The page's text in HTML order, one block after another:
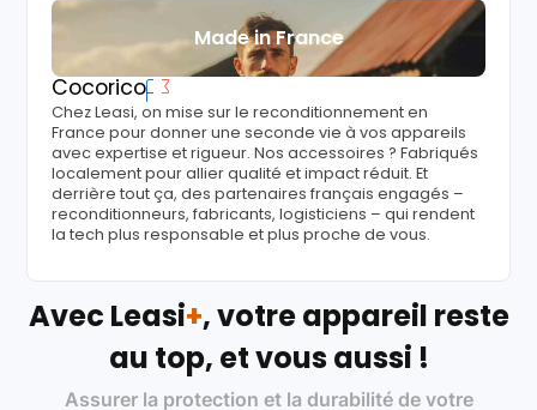
Made in France
Cocorico
Chez Leasi, on mise sur le reconditionnement en
France pour donner une seconde vie à vos appareils
avec expertise et rigueur. Nos accessoires ? Fabriqués
localement pour allier qualité et impact réduit. Et
derrière tout ça, des partenaires français engagés –
reconditionneurs, fabricants, logisticiens – qui rendent
la tech plus responsable et plus proche de vous.
Avec Leasi+, votre appareil reste
au top, et vous aussi !
Assurer la protection et la durabilité de votre